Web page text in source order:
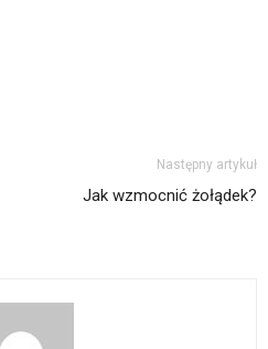
Następny artykuł
Jak wzmocnić żołądek?